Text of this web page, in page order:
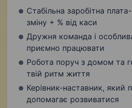
Стабільна заробітна
зміну + % від каси
Дружня команда і
приємно працювати
Робота поруч з домом та
твій ритм життя
Керівник-наставник, який
допомагає розвиватися